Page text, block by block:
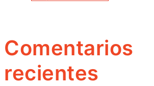
Comentarios
recientes